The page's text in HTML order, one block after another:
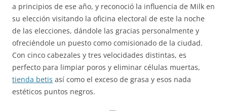
a principios de ese año, y reconoció la influencia de Milk en
su elección visitando la oficina electoral de este la noche
de las elecciones, dándole las gracias personalmente y
ofreciéndole un puesto como comisionado de la ciudad.
Con cinco cabezales y tres velocidades distintas, es
perfecto para limpiar poros y eliminar células muertas,
tienda betis así como el exceso de grasa y esos nada
estéticos puntos negros.